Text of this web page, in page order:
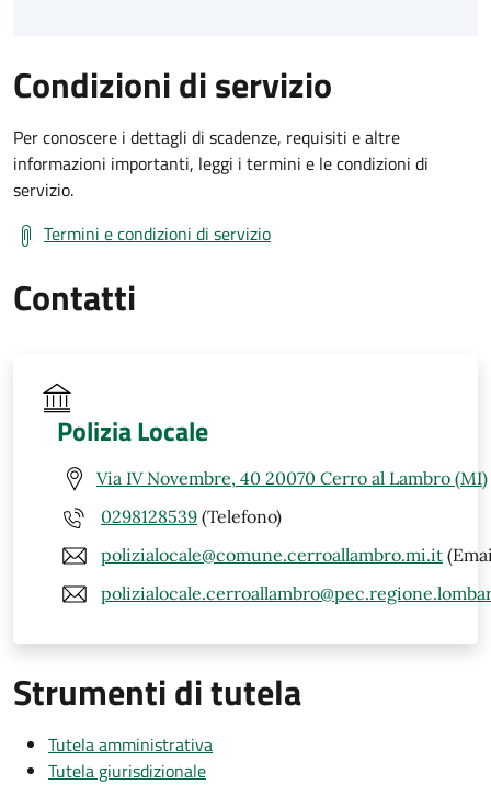
Condizioni di servizio
Per conoscere i dettagli di scadenze, requisiti e altre
informazioni importanti, leggi i termini e le condizioni di
servizio.
Termini e condizioni di servizio
Contatti
Polizia Locale
Via IV Novembre, 40 20070 Cerro al Lambro (MI)
0298128539 (Telefono)
polizialocale@comune.cerroallambro.mi.it
Strumenti di tutela
Tutela amministrativa
Tutela giurisdizionale